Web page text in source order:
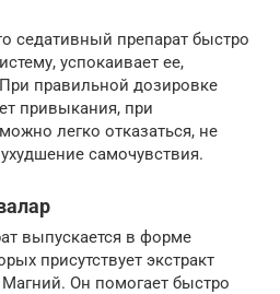
седативный препарат быстро
успокаивает ее,
правильной дозировке
привыкания, при
легко отказаться, не
самочувствия.
выпускается в форме
присутствует экстракт
Он помогает быстро